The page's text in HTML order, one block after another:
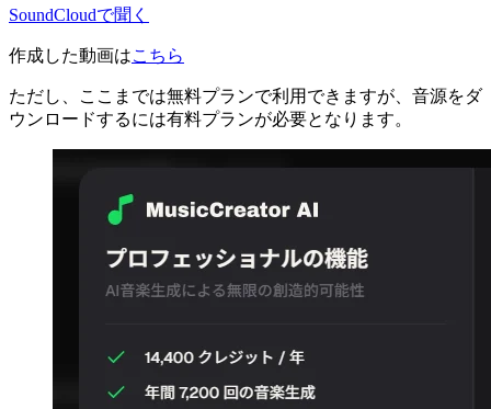
SoundCloudで聞く
作成した動画はこちら
ただし、ここまでは無料プランで利用できますが、音源をダ
ウンロードするには有料プランが必要となります。